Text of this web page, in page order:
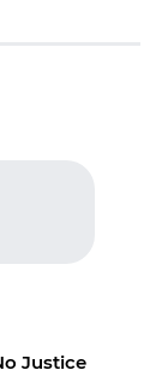
Justice